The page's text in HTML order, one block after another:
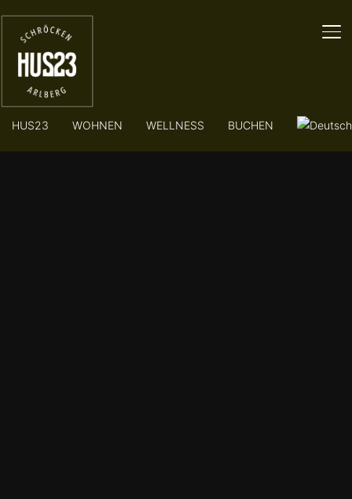
HUS23 WOHNEN WELLNESS BUCHEN